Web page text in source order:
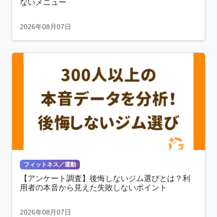
ないメニュー
2026年08月07日
フィットネス／運動
【アンケート調査】後悔しないジム選びとは？利
用者の本音から見えた失敗しないポイント
2026年08月07日